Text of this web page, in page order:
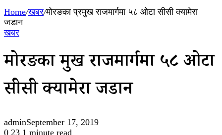
Home/खबर/मोरङका प्रमुख राजमार्गमा ५८ ओटा सीसी क्यामेरा
जडान
खबर
मोरङका प्रमुख राजमार्गमा ५८ ओटा
सीसी क्यामेरा जडान
adminSeptember 17, 2019
0 23 1 minute read